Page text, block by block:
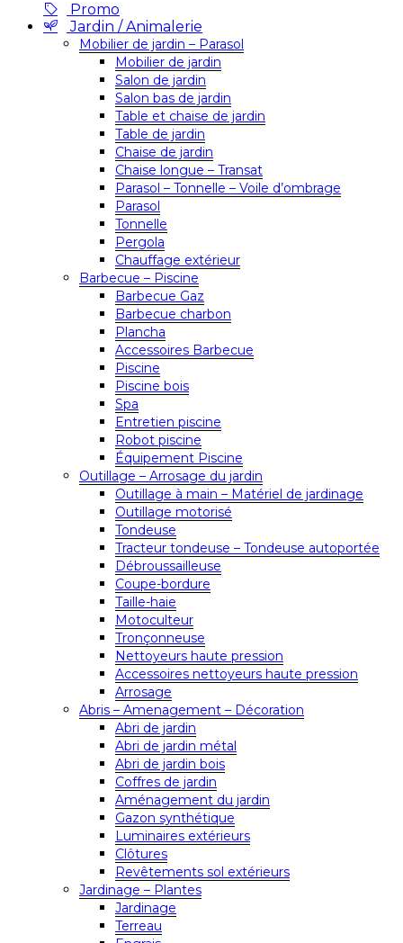
Promo
Jardin / Animalerie
Mobilier de jardin – Parasol
Mobilier de jardin
Salon de jardin
Salon bas de jardin
Table et chaise de jardin
Table de jardin
Chaise de jardin
Chaise longue – Transat
Parasol – Tonnelle – Voile d’ombrage
Parasol
Tonnelle
Pergola
Chauffage extérieur
Barbecue – Piscine
Barbecue Gaz
Barbecue charbon
Plancha
Accessoires Barbecue
Piscine
Piscine bois
Spa
Entretien piscine
Robot piscine
Équipement Piscine
Outillage – Arrosage du jardin
Outillage à main – Matériel de jardinage
Outillage motorisé
Tondeuse
Tracteur tondeuse – Tondeuse autoportée
Débroussailleuse
Coupe-bordure
Taille-haie
Motoculteur
Tronçonneuse
Nettoyeurs haute pression
Accessoires nettoyeurs haute pression
Arrosage
Abris – Amenagement – Décoration
Abri de jardin
Abri de jardin métal
Abri de jardin bois
Coffres de jardin
Aménagement du jardin
Gazon synthétique
Luminaires extérieurs
Clôtures
Revêtements sol extérieurs
Jardinage – Plantes
Jardinage
Terreau